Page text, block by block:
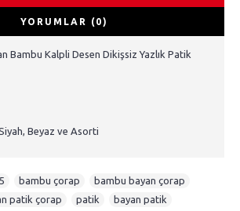
YORUMLAR (0)
Bambu Kalpli Desen Dikişsiz Yazlık Patik
Beyaz ve Asorti
bambu çorap bambu bayan çorap
patik çorap patik bayan patik